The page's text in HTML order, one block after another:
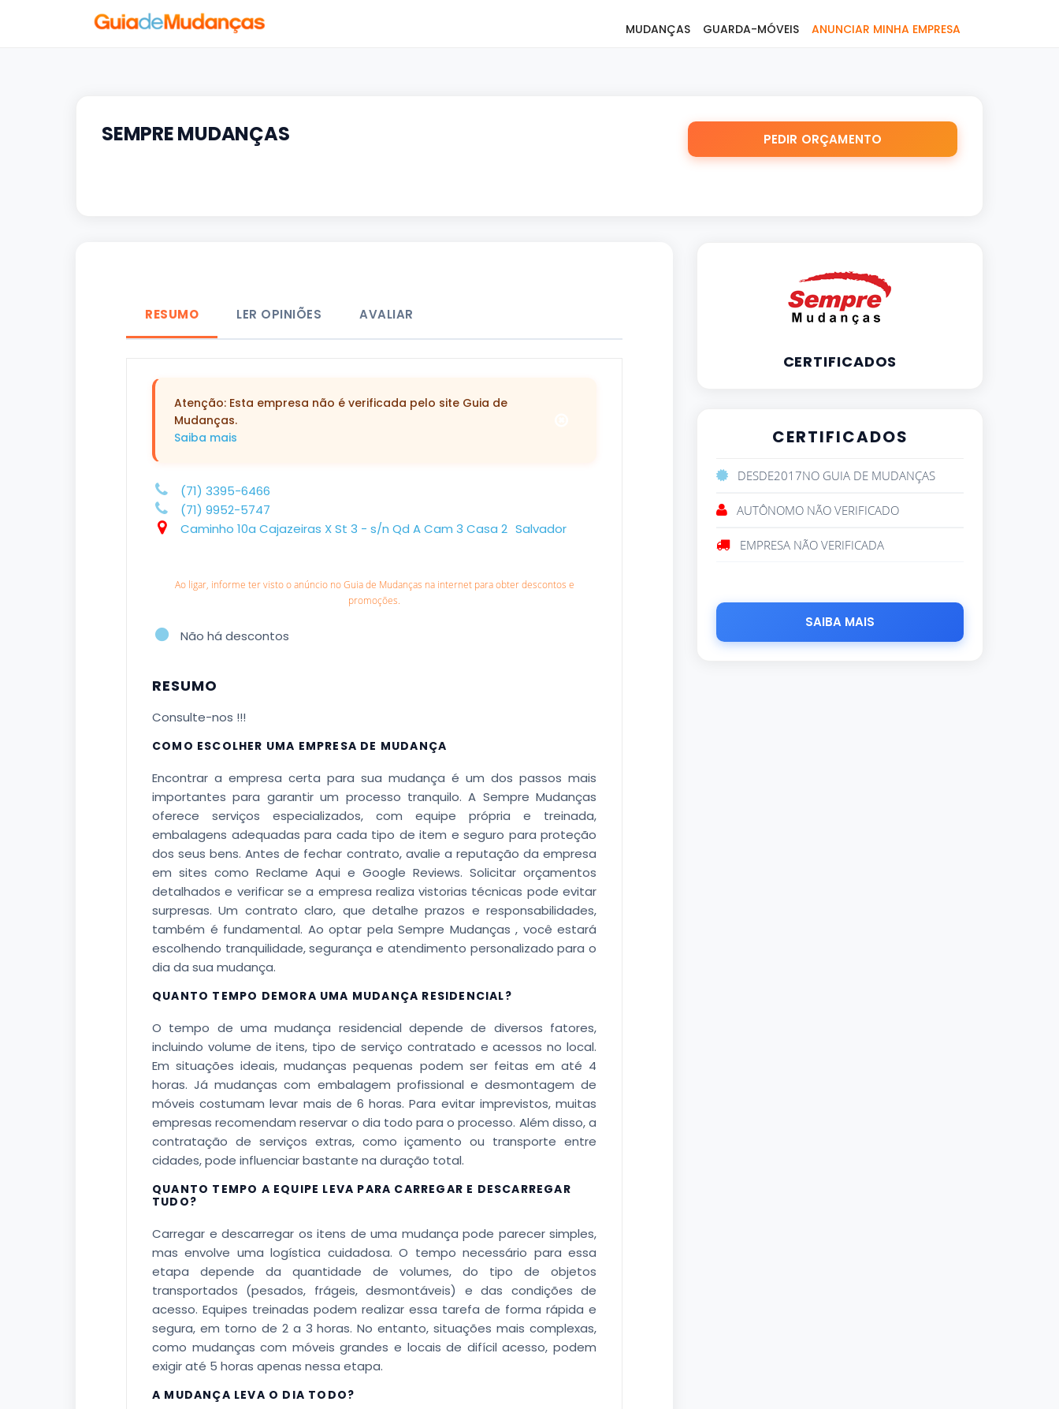
MUDANÇAS GUARDA-MÓVEIS ANUNCIAR MINHA EMPRESA
SEMPRE MUDANÇAS PEDIR ORÇAMENTO
RESUMO LER OPINIÕES AVALIAR
Atenção: Esta empresa não é verificada pelo site Guia de
Mudanças.
Saiba mais
(71) 3395-6466
(71) 9952-5747
Caminho 10a Cajazeiras X St 3 - s/n Qd A Cam 3 Casa 2 Salvador
Ao ligar, informe ter visto o anúncio no Guia de Mudanças na internet para obter descontos e
promoções.
Não há descontos
RESUMO
Consulte-nos !!!
COMO ESCOLHER UMA EMPRESA DE MUDANÇA
Encontrar a empresa certa para sua mudança é um dos passos mais
importantes para garantir um processo tranquilo. A Sempre Mudanças
oferece serviços especializados, com equipe própria e treinada,
embalagens adequadas para cada tipo de item e seguro para proteção
dos seus bens. Antes de fechar contrato, avalie a reputação da empresa
em sites como Reclame Aqui e Google Reviews. Solicitar orçamentos
detalhados e verificar se a empresa realiza vistorias técnicas pode evitar
surpresas. Um contrato claro, que detalhe prazos e responsabilidades,
também é fundamental. Ao optar pela Sempre Mudanças , você estará
escolhendo tranquilidade, segurança e atendimento personalizado para o
dia da sua mudança.
QUANTO TEMPO DEMORA UMA MUDANÇA RESIDENCIAL?
O tempo de uma mudança residencial depende de diversos fatores,
incluindo volume de itens, tipo de serviço contratado e acessos no local.
Em situações ideais, mudanças pequenas podem ser feitas em até 4
horas. Já mudanças com embalagem profissional e desmontagem de
móveis costumam levar mais de 6 horas. Para evitar imprevistos, muitas
empresas recomendam reservar o dia todo para o processo. Além disso, a
contratação de serviços extras, como içamento ou transporte entre
cidades, pode influenciar bastante na duração total.
QUANTO TEMPO A EQUIPE LEVA PARA CARREGAR E DESCARREGAR
TUDO?
Carregar e descarregar os itens de uma mudança pode parecer simples,
mas envolve uma logística cuidadosa. O tempo necessário para essa
etapa depende da quantidade de volumes, do tipo de objetos
transportados (pesados, frágeis, desmontáveis) e das condições de
acesso. Equipes treinadas podem realizar essa tarefa de forma rápida e
segura, em torno de 2 a 3 horas. No entanto, situações mais complexas,
como mudanças com móveis grandes e locais de difícil acesso, podem
exigir até 5 horas apenas nessa etapa.
A MUDANÇA LEVA O DIA TODO?
CERTIFICADOS
CERTIFICADOS
DESDE2017NO GUIA DE MUDANÇAS
AUTÔNOMO NÃO VERIFICADO
EMPRESA NÃO VERIFICADA
SAIBA MAIS